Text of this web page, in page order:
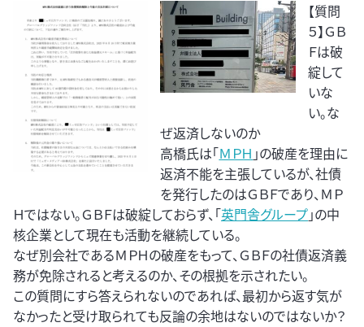
【質問
５】ＧＢ
Ｆは破
綻して
いな
い。な
ぜ返済しないのか
高橋氏は「ＭＰＨ 」の破産を理由に
返済不能を主張しているが、社債
を発行したのはＧＢＦであり、ＭＰ
Ｈではない。ＧＢＦは破綻しておらず、「英門舎グループ」の中
核企業として現在も活動を継続している。
なぜ別会社であるＭＰＨの破産をもって、ＧＢＦの社債返済義
務が免除されると考えるのか、その根拠を示されたい。
この質問にすら答えられないのであれば、最初から返す気が
なかったと受け取られても反論の余地はないのではないか？